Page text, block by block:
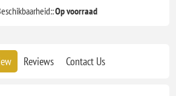
Op voorraad
Reviews Contact Us